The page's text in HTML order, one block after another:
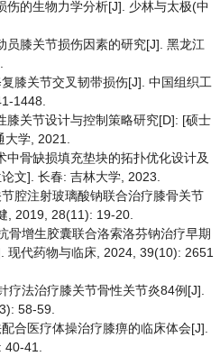
伤的生物力学分析[J]. 少林与太极(中
员膝关节损伤因素的研究[J]. 黑龙江
膝关节交叉韧带损伤[J]. 中国组织工
1448.
膝关节设计与控制策略研究[D]: [硕士
学, 2021.
中骨缺损填充垫块的拓扑优化设计及
文]. 长春: 吉林大学, 2023.
腔注射玻璃酸钠联合治疗膝骨关节
, 2019, 28(11): 19-20.
骨增生胶囊联合洛索洛芬钠治疗早期
现代药物与临床, 2024, 39(10): 2651
疗法治疗膝关节骨性关节炎84例[J].
58-59.
合医疗体操治疗膝痹的临床体会[J].
41.